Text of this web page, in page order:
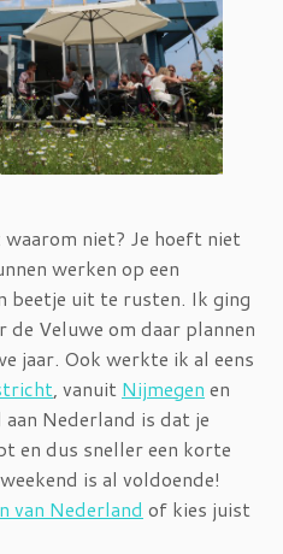
niet? Je hoeft niet
werken op een
beetje uit te rusten. Ik ging
de Veluwe om daar plannen
jaar. Ook werkte ik al eens
, vanuit Nijmegen en
aan Nederland is dat je
en dus sneller een korte
is al voldoende!
van Nederland of kies juist